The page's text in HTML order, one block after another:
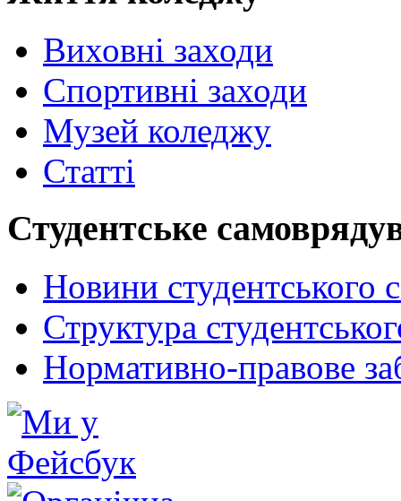
Виховні заходи
Спортивні заходи
Музей коледжу
Статті
Студентське
Новини студентського
Структура
Нормативно-правове